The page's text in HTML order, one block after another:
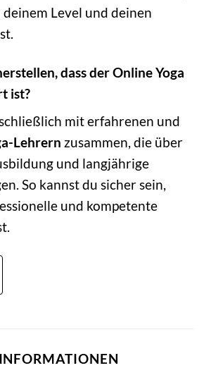
Level und deinen
dass der Online Yoga
ist?
mit erfahrenen und
Lehrern zusammen, die über
und langjährige
So kannst du sicher sein,
und kompetente